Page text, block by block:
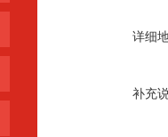
详细
补充